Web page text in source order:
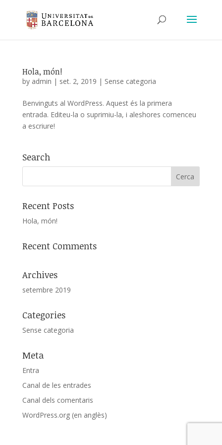
Hola, món!
by admin | set. 2, 2019 | Sense categoria
Benvinguts al WordPress. Aquest és la primera
entrada. Editeu-la o suprimiu-la, i aleshores comenceu
a escriure!
Search
Recent Posts
Hola, món!
Recent Comments
Archives
setembre 2019
Categories
Sense categoria
Meta
Entra
Canal de les entrades
Canal dels comentaris
WordPress.org (en anglès)